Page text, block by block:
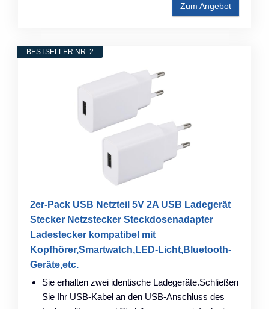
Zum Angebot
BESTSELLER NR. 2
2er-Pack USB Netzteil 5V 2A USB Ladegerät
Stecker Netzstecker Steckdosenadapter
Ladestecker kompatibel mit
Kopfhörer,Smartwatch,LED-Licht,Bluetooth-
Geräte,etc.
Sie erhalten zwei identische Ladegeräte.Schließen
Sie Ihr USB-Kabel an den USB-Anschluss des